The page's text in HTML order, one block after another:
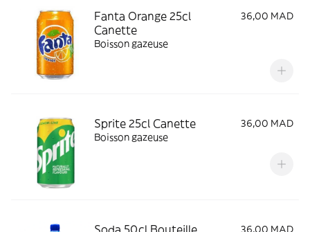
Fanta Orange 25cl
Canette
36,00 MAD
Boisson gazeuse
Sprite 25cl Canette
36,00 MAD
Boisson gazeuse
Soda 50cl Bouteille 36,00 MAD